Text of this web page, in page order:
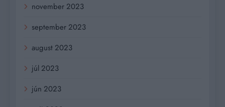
november 2023
september 2023
august 2023
júl 2023
jún 2023